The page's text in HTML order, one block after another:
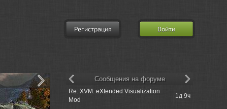
Регистрация Войти
Re: XVM: eXtended Visualization
Mod
1д 9ч
Сообщения на форуме